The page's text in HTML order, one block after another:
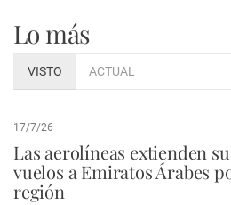
Lo más
VISTO ACTUAL
17/7/26
Las aerolíneas extienden
vuelos a Emiratos Árabes
región